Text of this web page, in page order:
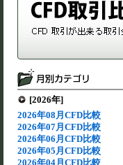
[2026年]
2026年08月CFD比較
2026年07月CFD比較
2026年06月CFD比較
2026年05月CFD比較
2026年04月CFD比較